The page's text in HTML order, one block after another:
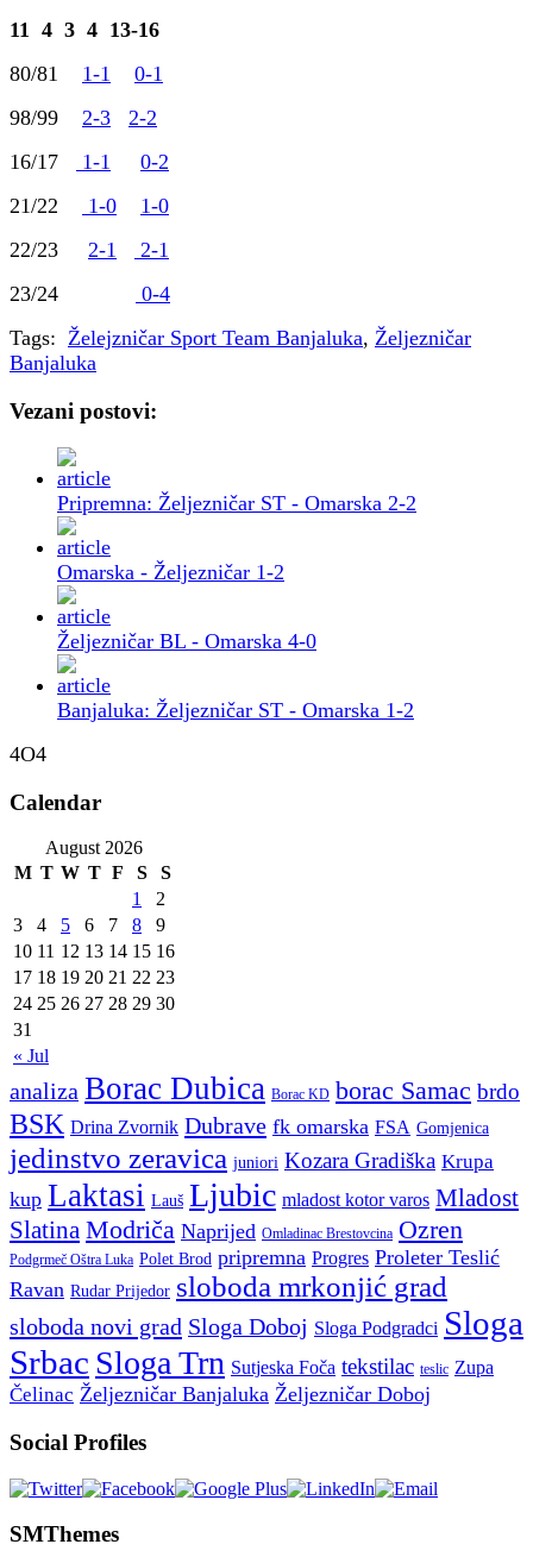
11 4 3 4 13-16
80/81 1-1
0-1
98/99 2-3
2-2
16/17
1-1
0-2
21/22
1-0
1-0
22/23 2-1
2-1
23/24
0-4
Tags: Želejzničar Sport Team Banjaluka, Željezničar
Banjaluka
Vezani postovi:
Pripremna: Željezničar ST - Omarska 2-2
Omarska - Željezničar 1-2
Željezničar BL - Omarska 4-0
Banjaluka: Željezničar ST - Omarska 1-2
4O4
Calendar
August 2026
M T W T F S S
« Jul
1
2
3
4 5 6 7 8
9
10 11 12 13 14 15 16
17 18 19 20 21 22 23
24 25 26 27 28 29 30
31
analiza Borac Dubica Borac KD borac Samac brdo
BSK Drina Zvornik Dubrave fk omarska FSA Gomjenica
jedinstvo zeravica juniori Kozara Gradiška Krupa
kup Laktasi Lauš Ljubic mladost kotor varos Mladost
Slatina Modriča Naprijed Omladinac Brestovcina Ozren
Podgrmeč Oštra Luka Polet Brod pripremna Progres Proleter Teslić
Ravan Rudar Prijedor sloboda mrkonjić grad
sloboda novi grad Sloga Doboj Sloga Podgradci Sloga
Srbac Sloga Trn Sutjeska Foča tekstilac teslic Zupa
Čelinac Željezničar Banjaluka Željezničar Doboj
Social Profiles
SMThemes